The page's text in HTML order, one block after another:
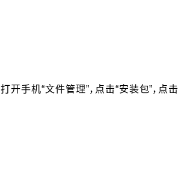
手机“文件管理”，点击“安装包”，点击